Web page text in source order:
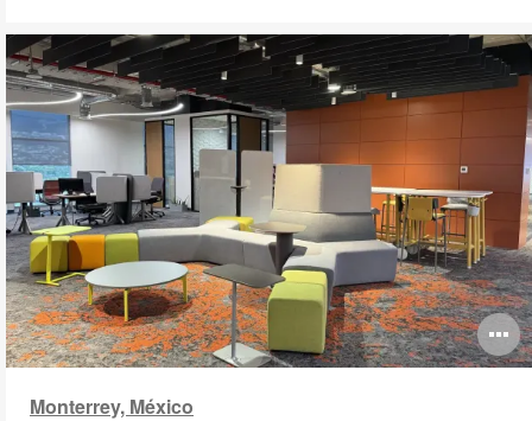
Monterrey, México